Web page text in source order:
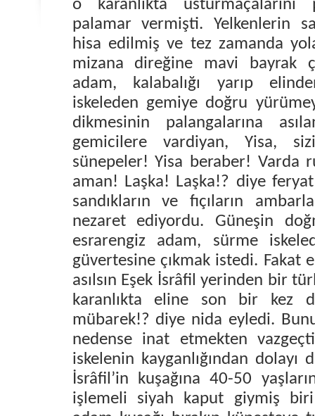
o karanlıkta
palamar vermişti. Yelkenlerin
hisa edilmiş ve tez zamanda
mizana direğine mavi bayrak
adam, kalabalığı yarıp
iskeleden gemiye doğru
dikmesinin palangalarına
gemicilere vardiyan, Yisa,
sünepeler! Yisa beraber! Varda
aman! Laşka! Laşka!? diye
sandıkların ve fıçıların
nezaret ediyordu. Güneşin
esrarengiz adam, sürme
güvertesine çıkmak istedi. Fakat
asılsın Eşek İsrâfil yerinden bir
karanlıkta eline son bir kez
mübarek!? diye nida eyledi.
nedense inat etmekten
iskelenin kayganlığından
İsrâfil’in kuşağına 40-50
işlemeli siyah kaput giymiş biri